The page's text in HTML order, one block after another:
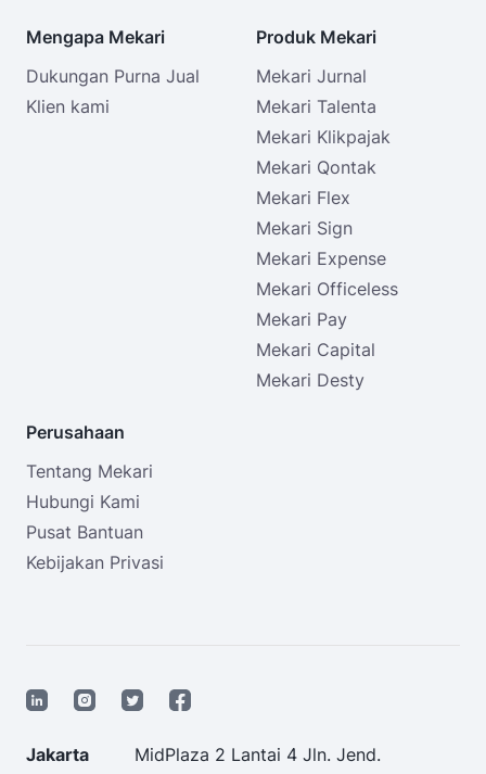
Mengapa Mekari
Dukungan Purna Jual
Klien kami
Produk Mekari
Mekari Jurnal
Mekari Talenta
Mekari Klikpajak
Mekari Qontak
Mekari Flex
Mekari Sign
Mekari Expense
Mekari Officeless
Mekari Pay
Mekari Capital
Mekari Desty
Perusahaan
Tentang Mekari
Hubungi Kami
Pusat Bantuan
Kebijakan Privasi
Jakarta
MidPlaza 2 Lantai 4 Jln. Jend.